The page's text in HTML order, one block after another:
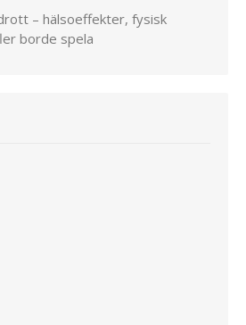
– hälsoeffekter, fysisk
borde spela